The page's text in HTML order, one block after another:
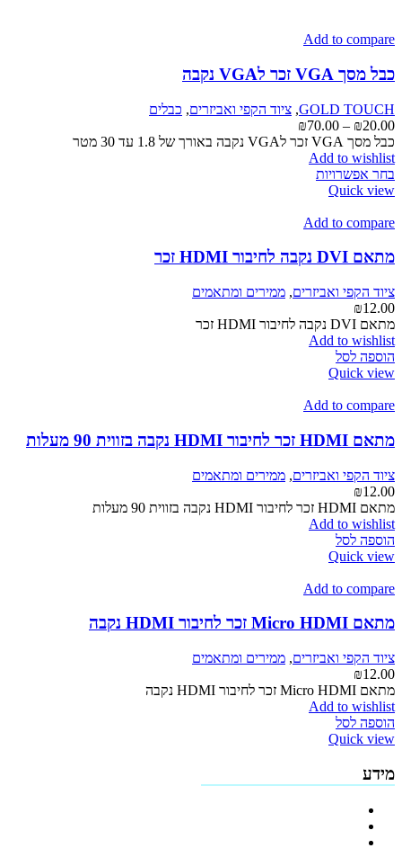
סוגים.
לבחור
את
האפשרויות
בעמוד
המוצר
Add to compare
כבל מסך VGA זכר לVGA נקבה
GOLD TOUCH
, ציוד הקפי ואביזרים, כבלים
₪20.00
–
₪70.00
מחירים:
כבל מסך VGA זכר לVGA נקבה באורך של 1.8 עד 30 מטר
Add to wishlist
בחר אפשרויות
מספר
ניתן
לבחור
את
האפשרויות
בעמוד
המוצר
Quick view
Add to compare
מתאם DVI נקבה לחיבור HDMI זכר
ציוד הקפי ואביזרים, ממירים ומתאמים
₪12.00
מתאם DVI נקבה לחיבור HDMI זכר
Add to wishlist
הוספה לסל
Quick view
Add to compare
מתאם HDMI זכר לחיבור HDMI נקבה בזווית 90 מעלות
ציוד הקפי ואביזרים, ממירים ומתאמים
₪12.00
מתאם HDMI זכר לחיבור HDMI נקבה בזווית 90 מעלות
Add to wishlist
הוספה לסל
Quick view
Add to compare
מתאם Micro HDMI זכר לחיבור HDMI נקבה
ציוד הקפי ואביזרים, ממירים ומתאמים
₪12.00
מתאם Micro HDMI זכר לחיבור HDMI נקבה
Add to wishlist
הוספה לסל
Quick view
מידע